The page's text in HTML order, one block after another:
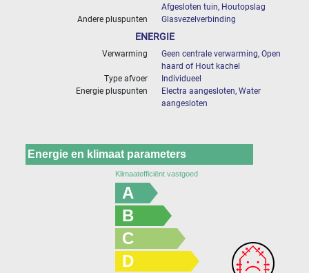
Afgesloten tuin, Houtopslag
Andere pluspunten
Glasvezelverbinding
ENERGIE
Verwarming
Geen centrale verwarming, Open
haard of Hout kachel
Type afvoer
Individueel
Energie pluspunten
Electra aangesloten, Water
aangesloten
Energie en klimaat parameters
Klimaatefficiënt vastgoed
A
B
C
D